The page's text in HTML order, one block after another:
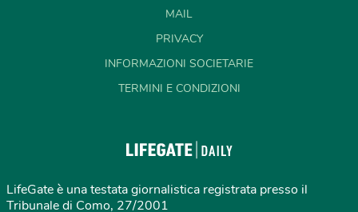
MAIL
PRIVACY
INFORMAZIONI SOCIETARIE
TERMINI E CONDIZIONI
LifeGate è una testata giornalistica registrata presso il
Tribunale di Como, 27/2001